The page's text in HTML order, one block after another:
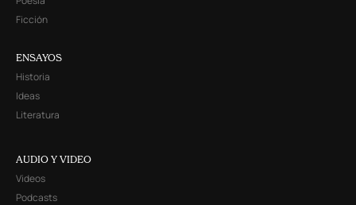
Ficción
ENSAYOS
Historia
Ideas
Literatura
AUDIO Y VIDEO
Videos
Podcasts